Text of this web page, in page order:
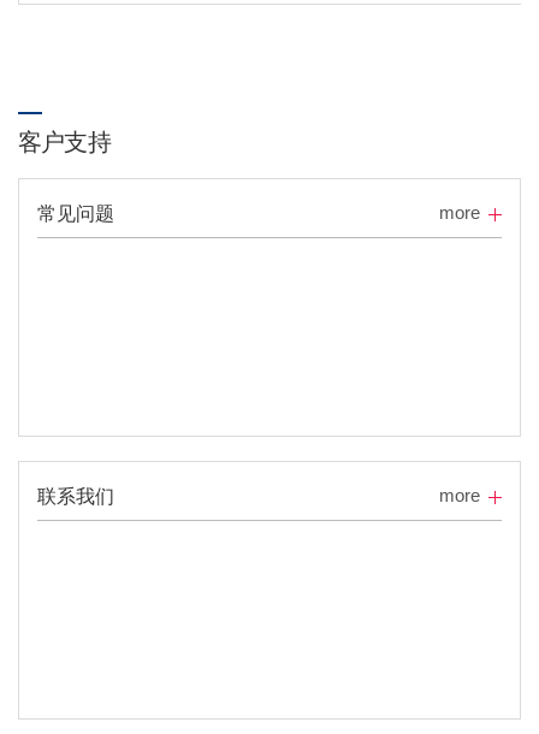
客户支持
常见问题 more
联系我们 more